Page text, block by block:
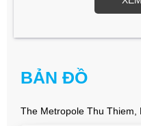
BẢN ĐỒ
The Metropole Thu Thiem,